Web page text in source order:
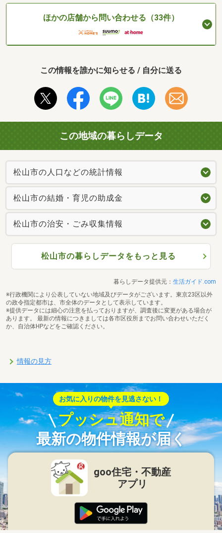
ほかの店舗から問い合わせる（33件）
この情報を誰かに知らせる / 自分に送る
この地域の暮らしデータ
松山市の人口などの統計情報
松山市の結婚・育児の助成金
松山市の治安・ごみ収集情報
松山市の暮らしデータをもっと見る
暮らしデータ提供元： 生活ガイド.com
※行政機関により公表していない地域及びデータがございます。東京23区以外
の政令指定都市は、市全体のデータとして表示しています。
※提供データには細心の注意を払っておりますが、調査後に変更がある場合が
あります。 最新の情報につきましては各市区役所までお問い合わせいただく
か、自治体HPなどをご確認ください。
情報の見方
お気に入りの物件を見逃さない！
プッシュ通知で
最新の物件情報が届く
goo住宅・不動産
アプリ